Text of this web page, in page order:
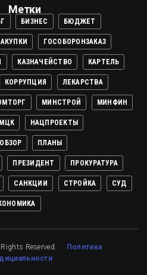
Метки
БИЗНЕС БЮДЖЕТ
ГОСОБОРОНЗАКАЗ
КАЗНАЧЕЙСТВО КАРТЕЛЬ
КОРРУПЦИЯ ЛЕКАРСТВА
МИНСТРОЙ МИНФИН
НАЦПРОЕКТЫ
ОБЗОР ПЛАНЫ
ПРЕЗИДЕНТ ПРОКУРАТУРА
САНКЦИИ СТРОЙКА СУД
Reserved. Политика